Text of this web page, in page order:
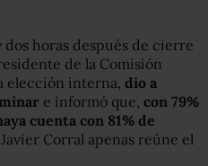
horas después de cierre
de la Comisión
elección interna, dio a
e informó que, con 79%
cuenta con 81% de
Corral apenas reúne el